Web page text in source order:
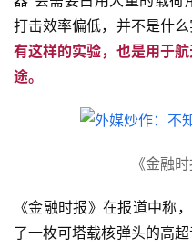
打击效率偏低，并不是什么
有这样的实验，也是用于
途。
《金融
《金融时报》在报道中称
了一枚可塔载核弹头的高